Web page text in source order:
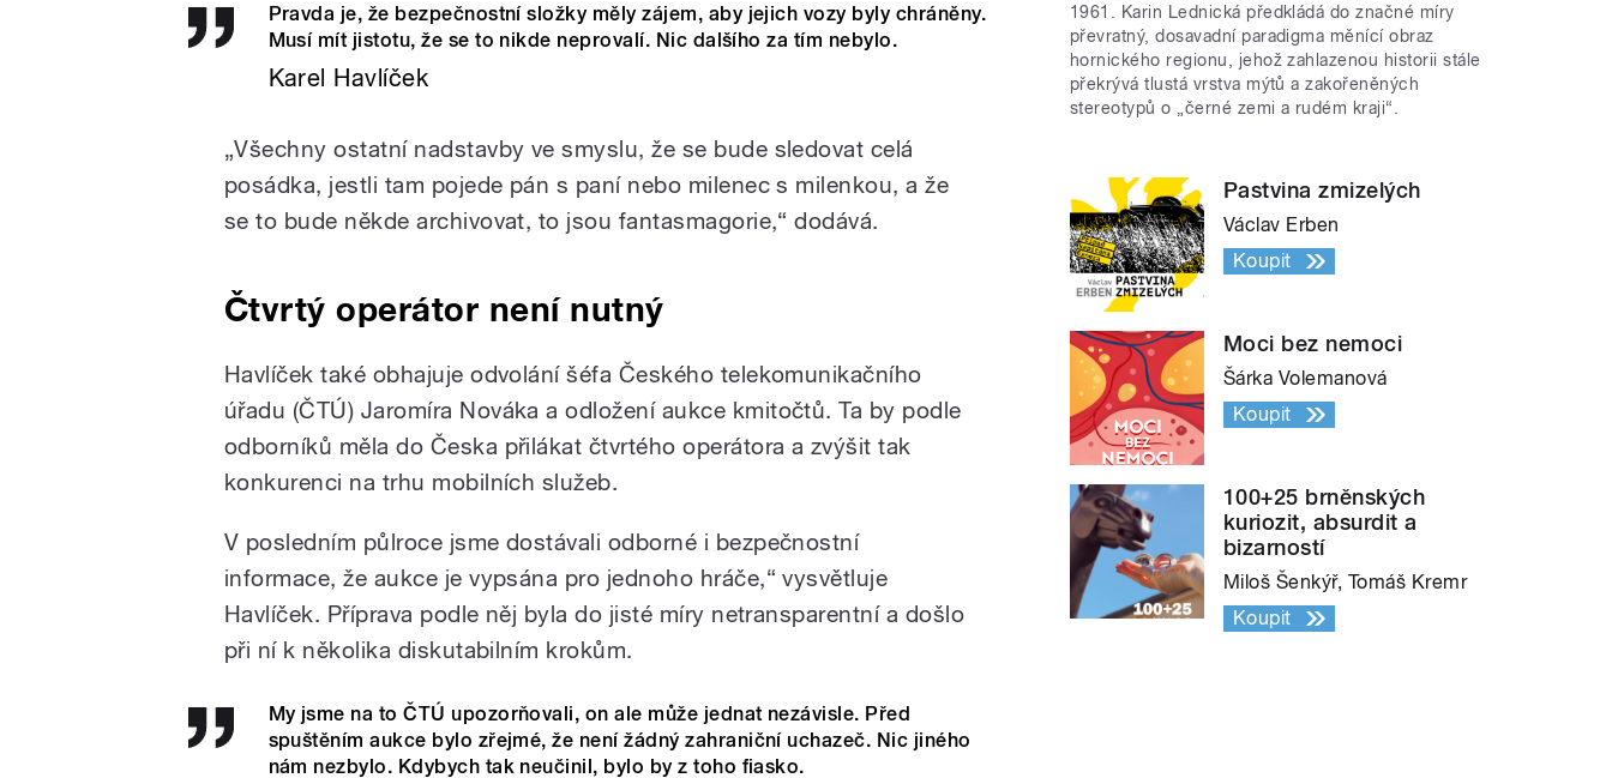
Pravda je, že bezpečnostní složky měly zájem, aby jejich vozy byly chráněny.
Musí mít jistotu, že se to nikde neprovalí. Nic dalšího za tím nebylo.
Karel Havlíček
„Všechny ostatní nadstavby ve smyslu, že se bude sledovat celá
posádka, jestli tam pojede pán s paní nebo milenec s milenkou, a že
se to bude někde archivovat, to jsou fantasmagorie,“ dodává.
Čtvrtý operátor není nutný
Havlíček také obhajuje odvolání šéfa Českého telekomunikačního
úřadu (ČTÚ) Jaromíra Nováka a odložení aukce kmitočtů. Ta by podle
odborníků měla do Česka přilákat čtvrtého operátora a zvýšit tak
konkurenci na trhu mobilních služeb.
V posledním půlroce jsme dostávali odborné i bezpečnostní
informace, že aukce je vypsána pro jednoho hráče,“ vysvětluje
Havlíček. Příprava podle něj byla do jisté míry netransparentní a došlo
při ní k několika diskutabilním krokům.
My jsme na to ČTÚ upozorňovali, on ale může jednat nezávisle. Před
spuštěním aukce bylo zřejmé, že není žádný zahraniční uchazeč. Nic jiného
nám nezbylo. Kdybych tak neučinil, bylo by z toho fiasko.
1961. Karin Lednická předkládá do značné míry
převratný, dosavadní paradigma měnící obraz
hornického regionu, jehož zahlazenou historii stále
překrývá tlustá vrstva mýtů a zakořeněných
stereotypů o „černé zemi a rudém kraji“.
Pastvina zmizelých
Václav Erben
Koupit
Moci bez nemoci
Šárka Volemanová
Koupit
100+25 brněnských
kuriozit, absurdit a
bizarností
Miloš Šenkýř, Tomáš Kremr
Koupit